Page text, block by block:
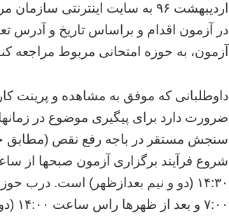
اردیبهشت ۹۶ به سایت اینترنتی
در آزمون اقدام و براساس تاریخ و آدرس
آزمون، به حوزه امتحانی مربوط مراجعه
داوطلبانی که موفق به مشاهده و پرینت
ضرورت دارد برای پیگیری موضوع در
سنجش مستقر در باجه رفع نقص (مطابق جدول شماره
۱۴:۳۰ (دو و نیم بعدازظهر) است.